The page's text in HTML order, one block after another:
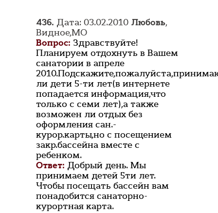
436. Дата: 03.02.2010 Любовь,
Видное,МО
Вопрос: Здравствуйте!
Планируем отдохнуть в Вашем
санатории в апреле
ли дети 5-ти лет(в интернете
попадается информация,что
только с семи лет),а также
возможен ли отдых без
оформления сан.-
курор.карты,но с посещением
закр.бассейна вместе с
ребенком.
Ответ: Добрый день. Мы
принимаем детей 5ти лет.
Чтобы посещать бассейн вам
понадобится санаторно-
курортная карта.